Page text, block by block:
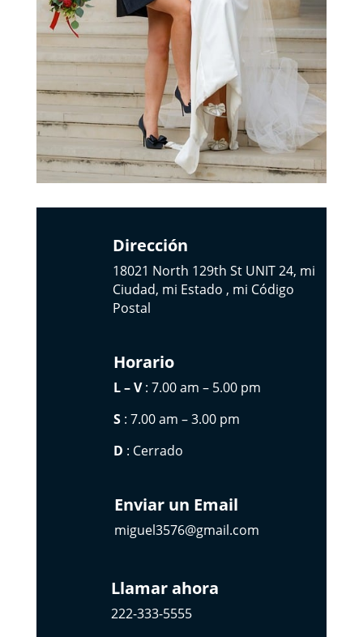
Dirección
18021 North 129th St UNIT 24, mi
Ciudad, mi Estado , mi Código
Postal
Horario
L – V: 7.00 am – 5.00 pm
S: 7.00 am – 3.00 pm
D : Cerrado
Enviar un Email
miguel3576@gmail.com
Llamar ahora
222-333-5555